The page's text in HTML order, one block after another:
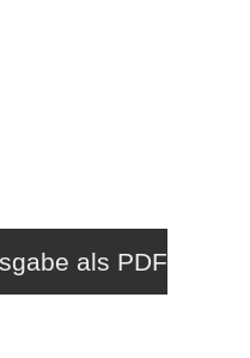
als PDF